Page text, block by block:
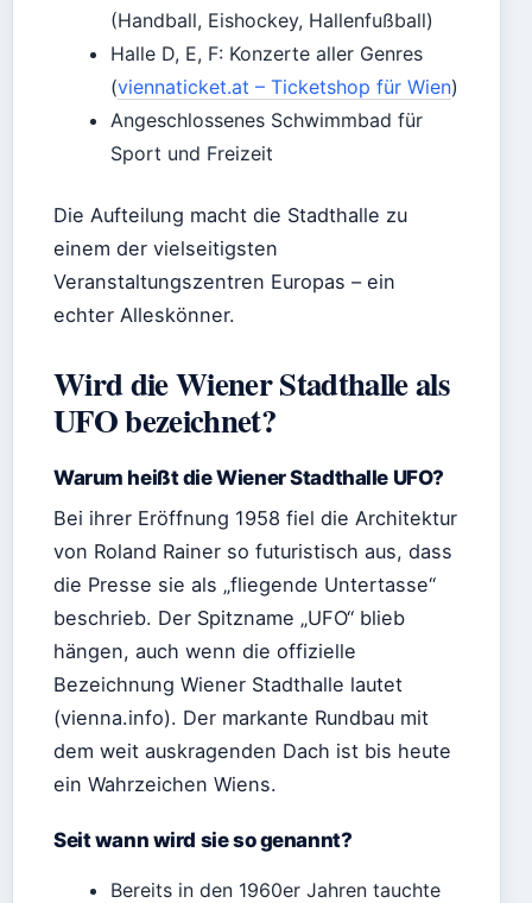
(Handball, Eishockey, Hallenfußball)
Halle D, E, F: Konzerte aller Genres
(viennaticket.at – Ticketshop für Wien)
Angeschlossenes Schwimmbad für
Sport und Freizeit
Die Aufteilung macht die Stadthalle zu
einem der vielseitigsten
Veranstaltungszentren Europas – ein
echter Alleskönner.
Wird die Wiener Stadthalle als
UFO bezeichnet?
Warum heißt die Wiener Stadthalle UFO?
Bei ihrer Eröffnung 1958 fiel die Architektur
von Roland Rainer so futuristisch aus, dass
die Presse sie als „fliegende Untertasse“
beschrieb. Der Spitzname „UFO“ blieb
hängen, auch wenn die offizielle
Bezeichnung Wiener Stadthalle lautet
(vienna.info). Der markante Rundbau mit
dem weit auskragenden Dach ist bis heute
ein Wahrzeichen Wiens.
Seit wann wird sie so genannt?
Bereits in den 1960er Jahren tauchte